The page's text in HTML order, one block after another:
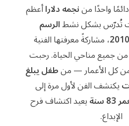
واحدًا مننجمه دلاراأعظم
تُدرّس بشكل نشطالرسم
، مشاركةً معرفتها الفنية
من جميع مناحي الحياة. رحبت
كل الأعمار — منطفل يبلغ
يكتشف الفن لأول مرة إلى
يعيد اكتشاف فرح
الإبداع.